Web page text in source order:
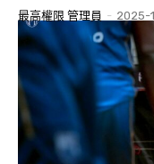
最高權限 管理員 - 2025-